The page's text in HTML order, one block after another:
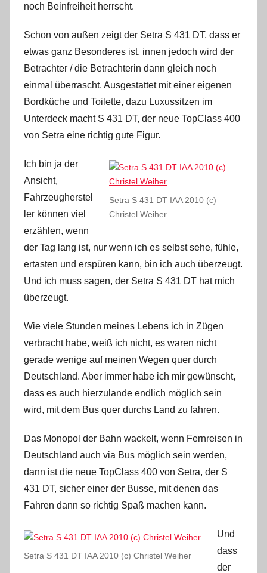
noch Beinfreiheit herrscht.
Schon von außen zeigt der Setra S 431 DT, dass er
etwas ganz Besonderes ist, innen jedoch wird der
Betrachter / die Betrachterin dann gleich noch
einmal überrascht. Ausgestattet mit einer eigenen
Bordküche und Toilette, dazu Luxussitzen im
Unterdeck macht S 431 DT, der neue TopClass 400
von Setra eine richtig gute Figur.
Setra S 431 DT IAA 2010 (c)
Christel Weiher
Ich bin ja der
Ansicht,
Fahrzeugherstel
ler können viel
erzählen, wenn
der Tag lang ist, nur wenn ich es selbst sehe, fühle,
ertasten und erspüren kann, bin ich auch überzeugt.
Und ich muss sagen, der Setra S 431 DT hat mich
überzeugt.
Wie viele Stunden meines Lebens ich in Zügen
verbracht habe, weiß ich nicht, es waren nicht
gerade wenige auf meinen Wegen quer durch
Deutschland. Aber immer habe ich mir gewünscht,
dass es auch hierzulande endlich möglich sein
wird, mit dem Bus quer durchs Land zu fahren.
Das Monopol der Bahn wackelt, wenn Fernreisen in
Deutschland auch via Bus möglich sein werden,
dann ist die neue TopClass 400 von Setra, der S
431 DT, sicher einer der Busse, mit denen das
Fahren dann so richtig Spaß machen kann.
Setra S 431 DT IAA 2010 (c) Christel Weiher
Und
dass
der